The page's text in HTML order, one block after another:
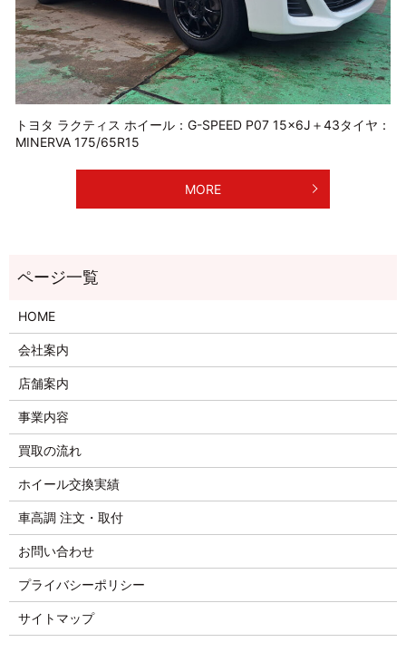
トヨタ ラクティス ホイール：G-SPEED P07 15×6J＋43タイヤ：
MINERVA 175/65R15
MORE
HOME
会社案内
店舗案内
事業内容
買取の流れ
ホイール交換実績
車高調 注文・取付
お問い合わせ
プライバシーポリシー
サイトマップ